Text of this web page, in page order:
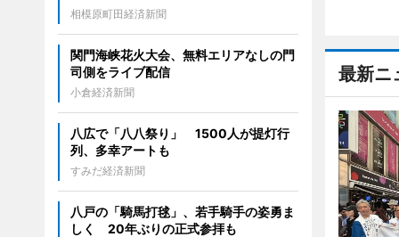
最新ニ
相模原町田経済新聞
関門海峡花火大会、無料エリアなしの門
司側をライブ配信
小倉経済新聞
八広で「八八祭り」 1500人が提灯行
列、多幸アートも
すみだ経済新聞
八戸の「騎馬打毬」、若手騎手の姿勇ま
しく 20年ぶりの正式参拝も